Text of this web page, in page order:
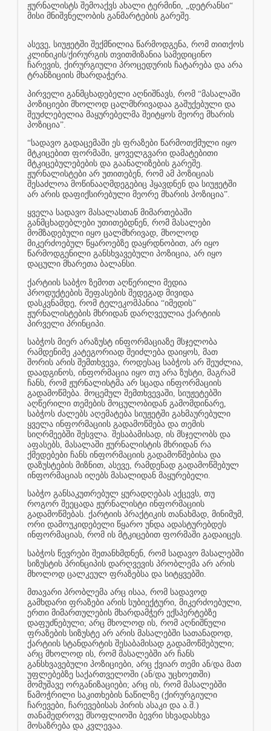
ჟურნალისტს შემოაქვს ახალი ტერმინი, „დეტრანსი“
მისი მნიშვნელობის განმარტების გარეშე.
ასევე, სიუჟეტში შექმნილია წარმოდგენა, რომ თითქოს
კლინიკის/ქირურგის თვითმიზანია სამედიცინო
ჩარევის, ქირურგიული პროცედურის ჩატარება და არა
ტრანზიციის მხარდაჭერა.
პირველი განმცხადებელი აღნიშნავს, რომ “მასალაში
პოზიციები მხოლოდ ცალმხრივადაა გაშუქებული და
შეუძლებელია მაყურებელმა შეიტყოს მეორე მხარის
პოზიცია”.
“სადავო გადაცემაში ეს ფრაზები წარმოთქმული იყო
მტკიცებით ფორმაში, ყოველგვარი დამატებითი
მტკიცებულებების და გაანალიზების გარეშე.
ჟურნალისტები არ უთითებენ, რომ ამ პოზიციას
შესაძლოა მოწინააღმდეგებიც ჰყავდნენ და სიუჟეტში
არ არის დაფიქსირებული მეორე მხარის პოზიცია”.
ყველა სადავო მასალასთან მიმართებაში
განმცხადებლები უთითებდნენ, რომ მასალები
მომზადებული იყო ცალმხრივად, მხოლოდ
მიკერძოებულ წყაროებზე დაყრდნობით, არ იყო
წარმოდგენილი განსხვავებული პოზიცია, არ იყო
დაცული მხარეთა ბალანსი.
ქარტიის საბჭო ზემოთ აღწერილი მედია
პროდუქტების შეფასების შედეგად მივიდა
დასკვნამდე, რომ ტელეკომპანია “იმედის”
ჟურნალისტების მხრიდან დარღვეულია ქარტიის
პირველი პრინციპი.
საბჭოს მიერ არაზუსტ ინფორმაციაზე მსჯელობა
რამდენიმე კატეგორიად შეიძლება დაიყოს, მათ
შორის არის შემთხვევა, როდესაც საბჭოს არ შეუძლია,
დაადგინოს, ინფორმაცია იყო თუ არა ზუსტი, მაგრამ
ჩანს, რომ ჟურნალისტმა არ სცადა ინფორმაციის
გადამოწმება. მოცემულ შემთხვევაში, სიუჟეტებში
აღწერილი თემების მოცულობიდან გამომდინარე,
საბჭოს ძალებს აღემატება სიუჟეტში გახმაურებული
ყველა ინფორმაციის გადამოწმება და თემის
სიღრმეებში შესვლა. შესაბამისად, ის მსჯელობს და
აფასებს, მასალაში ჟურნალისტის მხრიდან რა
ქმედებები ჩანს ინფორმაციის გადამოწმებისა და
დაზუსტების მიზნით, ასევე, რამდენად გადამოწმებულ
ინფორმაციას იღებს მასალიდან მაყურებელი.
საბჭო განსაკუთრებულ ყურადღებას აქცევს, თუ
როგორ შეეცადა ჟურნალისტი ინფორმაციის
გადამოწმებას. ქარტიის პრაქტიკის თანახმად, მინიმუმ,
ორი დამოუკიდებელი წყარო უნდა ადასტურებდეს
ინფორმაციას, რომ ის მტკიცებით ფორმაში გადაიცეს.
საბჭოს წევრები შეთანხმდნენ, რომ სადავო მასალებში
სიზუსტის პრინციპის დარღვევის პრობლემა არ არის
მხოლოდ ცალკეულ ფრაზებსა და სიტყვებში.
მთავარი პრობლემა არც ისაა, რომ სადავოდ
გამხდარი ფრაზები არის სუბიექტური, მიკერძოებული,
ერთი მიმართულების მხარდამჭერ ექსპერტებზე
დაფუძნებული; არც მხოლოდ ის, რომ აღნიშნული
ფრაზების სიზუსტე არ არის მასალებში სათანადოდ,
ქარტიის სტანდარტის შესაბამისად გადამოწმებული;
არც მხოლოდ ის, რომ მასალებში არ ჩანს
განსხვავებული პოზიციები, არც ქვიარ თემი ან/და მათ
უფლებებზე საქართველოში (ან/და უცხოეთში)
მომუშავე ორგანიზაციები; არც ის, რომ მასალებში
წამოჭრილი საკითხების ნაწილზე (ქირურგიული
ჩარევები, ჩარევებისას პირის ასაკი და ა.შ.)
თანამედროვე მსოფლიოში ბევრი სხვადასხვა
მოსაზრება და კვლევაა.